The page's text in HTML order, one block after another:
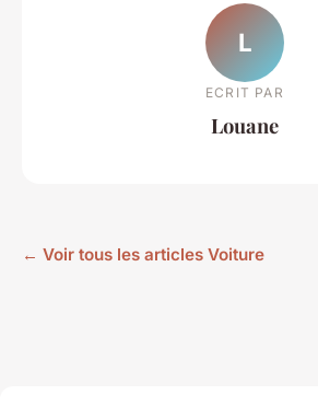
L
ECRIT PAR
Louane
← Voir tous les articles Voiture